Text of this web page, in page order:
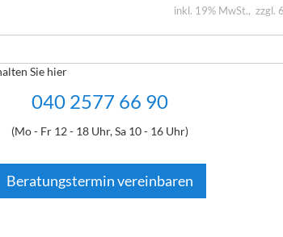
inkl. 19% MwSt. zzgl.
Sie hier
040 2577 66 90
(Mo - Fr 12 - 18 Uhr, Sa 10 - 16 Uhr)
Beratungstermin vereinbaren